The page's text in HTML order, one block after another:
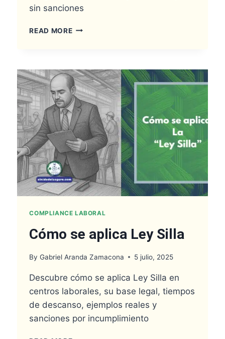
sin sanciones
READ MORELEY
QUÉ
NO
APLICA
NOM-
036
STPS
COMPLIANCE LABORAL
Cómo se aplica Ley Silla
By Gabriel Aranda Zamacona 5 julio, 2025
Descubre cómo se aplica Ley Silla en
centros laborales, su base legal, tiempos
de descanso, ejemplos reales y
sanciones por incumplimiento